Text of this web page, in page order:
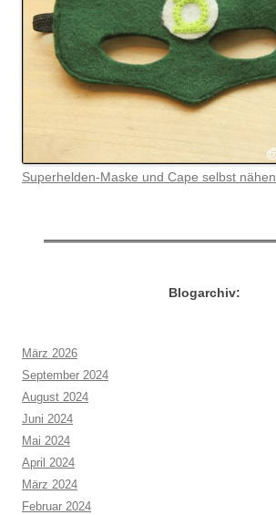
Superhelden-Maske und Cape selbst nähen
Blogarchiv:
März 2026
September 2024
August 2024
Juni 2024
Mai 2024
April 2024
März 2024
Februar 2024